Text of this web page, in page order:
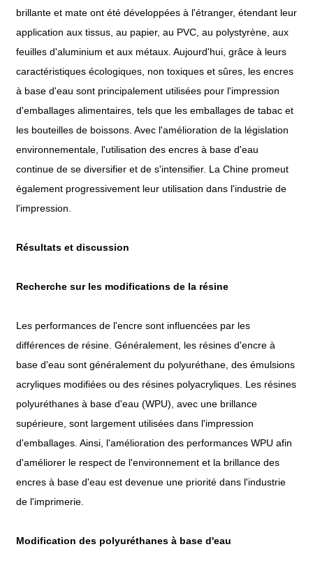
brillante et mate ont été développées à l'étranger, étendant leur
application aux tissus, au papier, au PVC, au polystyrène, aux
feuilles d'aluminium et aux métaux. Aujourd'hui, grâce à leurs
caractéristiques écologiques, non toxiques et sûres, les encres
à base d'eau sont principalement utilisées pour l'impression
d'emballages alimentaires, tels que les emballages de tabac et
les bouteilles de boissons. Avec l'amélioration de la législation
environnementale, l'utilisation des encres à base d'eau
continue de se diversifier et de s'intensifier. La Chine promeut
également progressivement leur utilisation dans l'industrie de
l'impression.
Résultats et discussion
Recherche sur les modifications de la résine
Les performances de l'encre sont influencées par les
différences de résine. Généralement, les résines d'encre à
base d'eau sont généralement du polyuréthane, des émulsions
acryliques modifiées ou des résines polyacryliques. Les résines
polyuréthanes à base d'eau (WPU), avec une brillance
supérieure, sont largement utilisées dans l'impression
d'emballages. Ainsi, l'amélioration des performances WPU afin
d'améliorer le respect de l'environnement et la brillance des
encres à base d'eau est devenue une priorité dans l'industrie
de l'imprimerie.
Modification des polyuréthanes à base d'eau